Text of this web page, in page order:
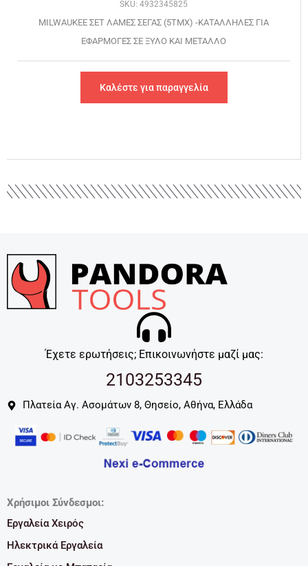
SKU: 4932345825
MILWAUKEE ΣΕΤ ΛΑΜΕΣ ΣΕΓΑΣ (5ΤΜΧ) -ΚΑΤΑΛΛΗΛΕΣ ΓΙΑ
ΕΦΑΡΜΟΓΕΣ ΣΕ ΞΥΛΟ ΚΑΙ ΜΕΤΑΛΛΟ
Καλέστε για παραγγελία
Έχετε ερωτήσεις; Επικοινωνήστε μαζί μας:
2103253345
Πλατεία Αγ. Ασομάτων 8, Θησείο, Αθήνα, Ελλάδα
Χρήσιμοι Σύνδεσμοι:
Εργαλεία Χειρός
Ηλεκτρικά Εργαλεία